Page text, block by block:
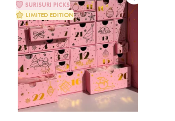
SURISURI PICKS
LIMITED EDITION